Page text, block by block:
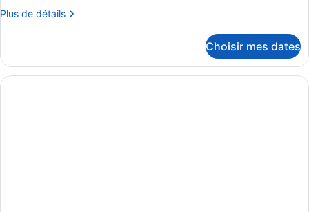
chambre :
(Belongil)
Plus de détails
Plus
Appartement
Penthouse
(Belongil)
Choisir mes dates